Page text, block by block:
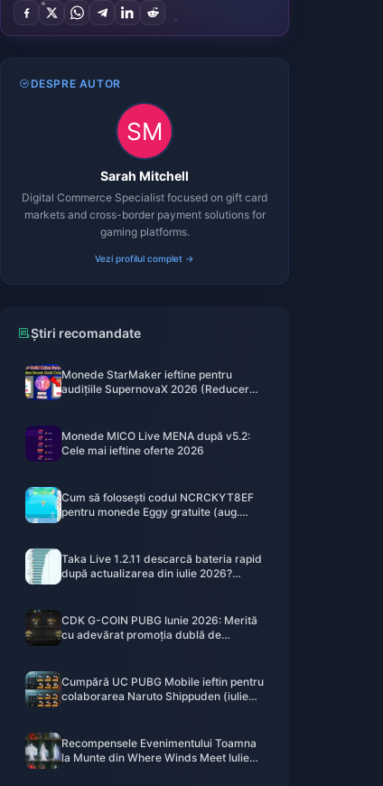
DESPRE AUTOR
Sarah Mitchell
Digital Commerce Specialist focused on gift card
markets and cross-border payment solutions for
gaming platforms.
Vezi profilul complet →
Știri recomandate
Monede StarMaker ieftine pentru
audițiile SupernovaX 2026 (Reducere
Monede MICO Live MENA după v5.2:
Cele mai ieftine oferte 2026
Cum să folosești codul NCRCKYT8EF
pentru monede Eggy gratuite (aug.
Taka Live 1.2.11 descarcă bateria rapid
după actualizarea din iulie 2026?
CDK G-COIN PUBG Iunie 2026: Merită
cu adevărat promoția dublă de
Cumpără UC PUBG Mobile ieftin pentru
colaborarea Naruto Shippuden (iulie
Recompensele Evenimentului Toamna
la Munte din Where Winds Meet Iulie